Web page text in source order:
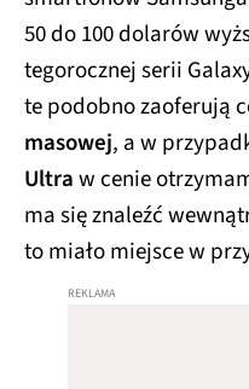
50 do 100 dolarów
tegorocznej serii
te podobno zaoferują
masowej, a w
Ultraw cenie
ma się znaleźć
to miało miejsce w